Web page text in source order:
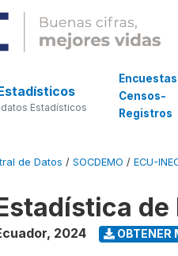
Estadísticos
Censos-
Registros
de Datos / SOCDEMO / ECU-
, 2024 OBTENER